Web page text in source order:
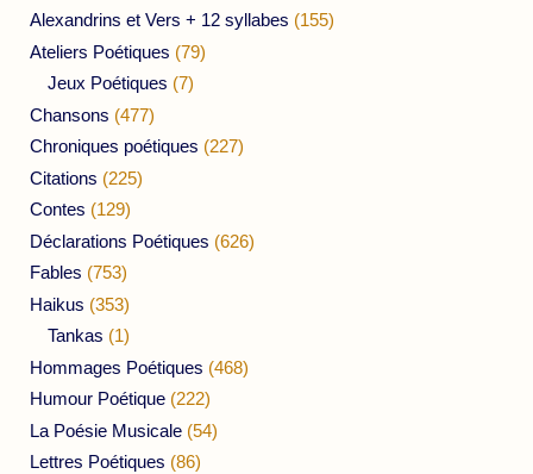
Alexandrins et Vers + 12 syllabes (155)
Ateliers Poétiques (79)
Jeux Poétiques (7)
Chansons (477)
Chroniques poétiques (227)
Citations (225)
Contes (129)
Déclarations Poétiques (626)
Fables (753)
Haikus (353)
Tankas (1)
Hommages Poétiques (468)
Humour Poétique (222)
La Poésie Musicale (54)
Lettres Poétiques (86)